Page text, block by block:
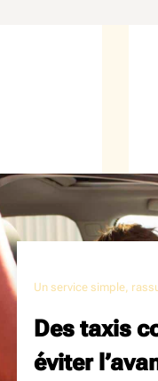
Un service simple,
Des taxis
éviter